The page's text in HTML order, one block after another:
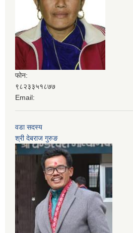
फोन:
९८२३३५१८७७
Email:
वडा सदस्य
श्री देबराज गुरुङ